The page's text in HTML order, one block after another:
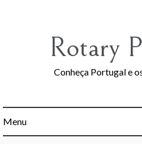
Rotary
Conheça Portugal e
Menu